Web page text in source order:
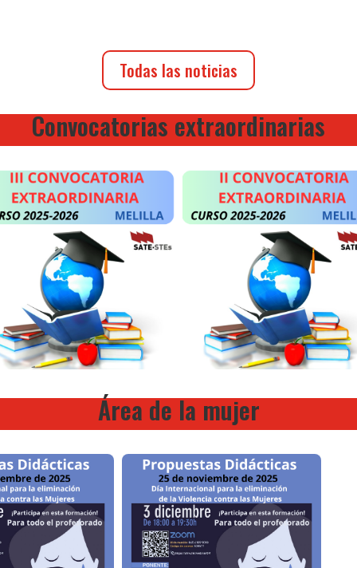
Todas las noticias
Convocatorias extraordinarias
Área de la mujer